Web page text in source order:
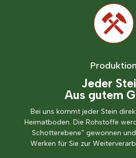
Produktion
Jeder
Aus gutem
Bei uns kommt jeder Stein
Heimatboden. Die Rohstoffe
Schotterebene” gewonnen
Werken für Sie zur